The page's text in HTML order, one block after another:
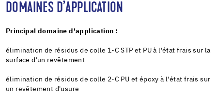
DOMAINES D’APPLICATION
Principal domaine d'application :
élimination de résidus de colle 1-C STP et PU à l'état frais sur la
surface d'un revêtement
élimination de résidus de colle 2-C PU et époxy à l'état frais sur
un revêtement d'usure